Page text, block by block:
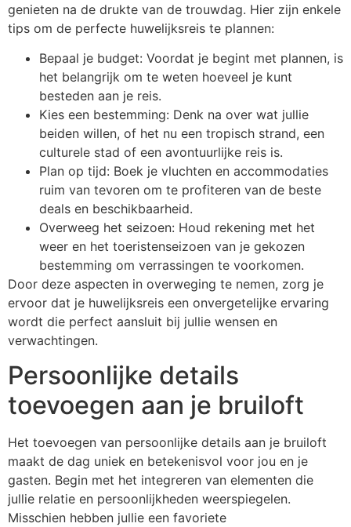
genieten na de drukte van de trouwdag. Hier zijn enkele
tips om de perfecte huwelijksreis te plannen:
Bepaal je budget: Voordat je begint met plannen, is
het belangrijk om te weten hoeveel je kunt
besteden aan je reis.
Kies een bestemming: Denk na over wat jullie
beiden willen, of het nu een tropisch strand, een
culturele stad of een avontuurlijke reis is.
Plan op tijd: Boek je vluchten en accommodaties
ruim van tevoren om te profiteren van de beste
deals en beschikbaarheid.
Overweeg het seizoen: Houd rekening met het
weer en het toeristenseizoen van je gekozen
bestemming om verrassingen te voorkomen.
Door deze aspecten in overweging te nemen, zorg je
ervoor dat je huwelijksreis een onvergetelijke ervaring
wordt die perfect aansluit bij jullie wensen en
verwachtingen.
Persoonlijke details
toevoegen aan je bruiloft
Het toevoegen van persoonlijke details aan je bruiloft
maakt de dag uniek en betekenisvol voor jou en je
gasten. Begin met het integreren van elementen die
jullie relatie en persoonlijkheden weerspiegelen.
Misschien hebben jullie een favoriete